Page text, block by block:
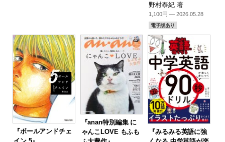
野村泰紀 著
1,100円 — 2026.05.28
電子版あり
『ボールアンドチェ
『anan特別編集 に
ゃんこLOVE もふも
『みるみる英語に強